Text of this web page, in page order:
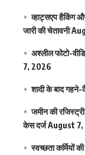
व्हाट्सएप हैकिंग
जारी की चेतावनी
अश्लील फोटो-
7, 2026
शादी के बाद
जमीन की
केस दर्जAugust
स्वच्छता कर्मियों